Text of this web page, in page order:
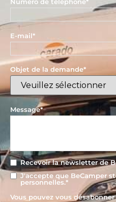
E-mail*
Objet de la demande*
Message*
Recevoir la newsletter de
J'accepte que BeCamper
personnelles.*
Vous pouvez vous